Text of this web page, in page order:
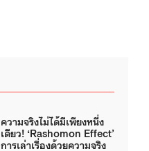
ความจริงไม่ได้มีเพียงหนึ่ง
เดียว! ‘Rashomon Effect’
การเล่าเรื่องด้วยความจริง